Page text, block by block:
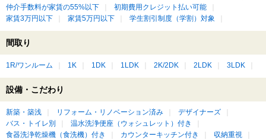
仲介手数料が家賃の55%以下
初期費用クレジット払い可能
家賃3万円以下
家賃5万円以下 学生割引制度（学割）対象
間取り
1R/ワンルーム 1K 1DK 1LDK 2K/2DK 2LDK 3LDK
設備・こだわり
新築・築浅 リフォーム・リノベーション済み
デザイナーズ
バス・トイレ別
温水洗浄便座（ウォシュレット）付き
食器洗浄乾燥機（食洗機）付き
カウンターキッチン付き
収納重視